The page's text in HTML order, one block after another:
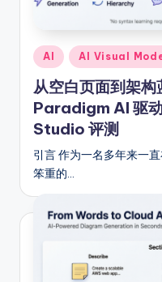
s
Posted
in
AI AI Visual
从空白页面到架
Paradigm AI 驱
Studio 评测
引言 作为一名多年来一
笨重的…